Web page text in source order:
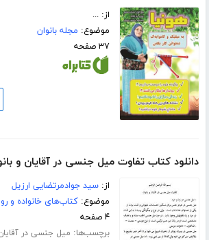
از: ...
موضوع: مجله بانوان
۳۷ صفحه
دانلود کتاب تفاوت میل جنسی در آقایان و
از:سید جوادمرتضایی ارزیل
موضوع:کتاب‌های خانواده و
۴ صفحه
برچسب‌ها: میل جنسی در